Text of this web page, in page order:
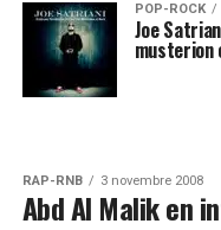
POP-ROCK
Joe
RAP-RNB 3 novembre 2008
Abd Al Malik en